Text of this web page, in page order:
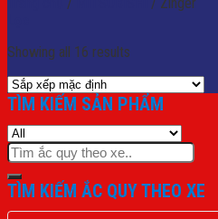
Showing all 16 results
TÌM KIẾM SẢN PHẨM
Tìm
kiếm:
TÌM KIẾM ẮC QUY THEO XE